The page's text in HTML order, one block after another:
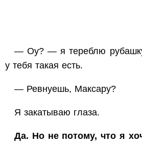
— Оу? — я тереблю
у тебя такая есть.
— Ревнуешь, Максару?
Я закатываю глаза.
Да. Но не потому, что я